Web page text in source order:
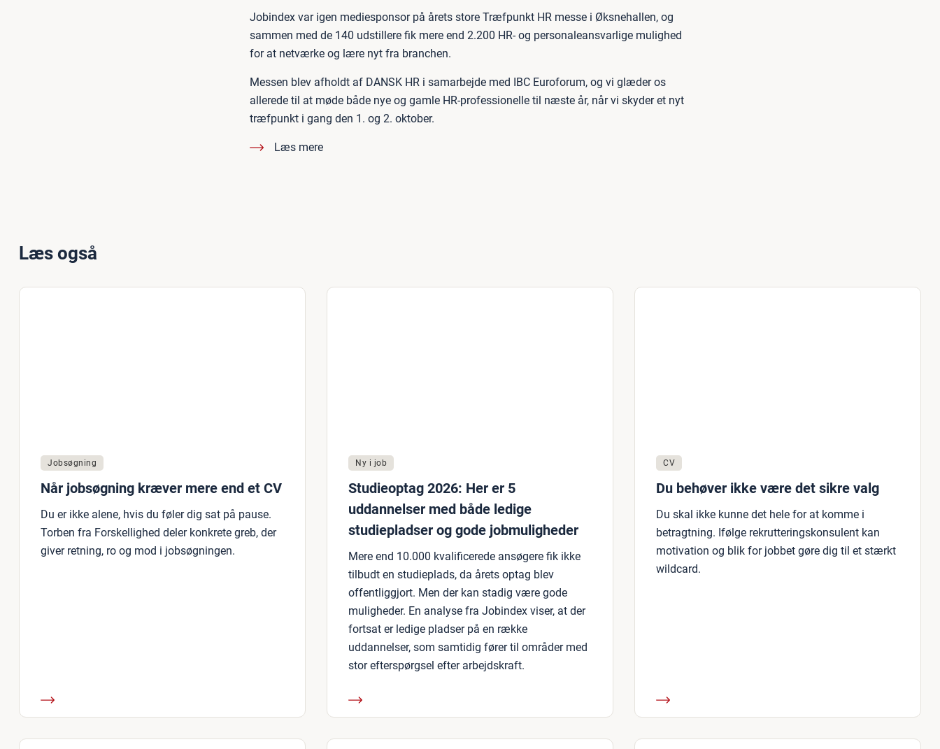
Jobindex var igen mediesponsor på årets store Træfpunkt HR messe i Øksnehallen, og
sammen med de 140 udstillere fik mere end 2.200 HR- og personaleansvarlige mulighed
for at netværke og lære nyt fra branchen.
Messen blev afholdt af DANSK HR i samarbejde med IBC Euroforum, og vi glæder os
allerede til at møde både nye og gamle HR-professionelle til næste år, når vi skyder et nyt
træfpunkt i gang den 1. og 2. oktober.
Læs mere
Læs også
Jobsøgning
Når jobsøgning kræver mere end et CV
Du er ikke alene, hvis du føler dig sat på pause.
Torben fra Forskellighed deler konkrete greb, der
giver retning, ro og mod i jobsøgningen.
Ny i job
Studieoptag 2026: Her er 5
uddannelser med både ledige
studiepladser og gode jobmuligheder
Mere end 10.000 kvalificerede ansøgere fik ikke
tilbudt en studieplads, da årets optag blev
offentliggjort. Men der kan stadig være gode
muligheder. En analyse fra Jobindex viser, at der
fortsat er ledige pladser på en række
uddannelser, som samtidig fører til områder med
stor efterspørgsel efter arbejdskraft.
CV
Du behøver ikke være det sikre valg
Du skal ikke kunne det hele for at komme i
betragtning. Ifølge rekrutteringskonsulent kan
motivation og blik for jobbet gøre dig til et stærkt
wildcard.